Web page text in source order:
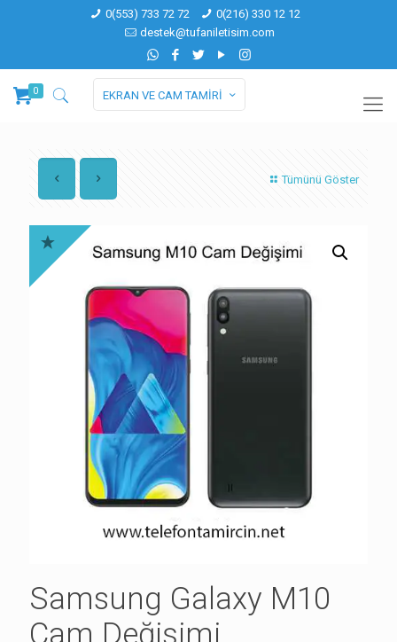
0(553) 733 72 72
0(216) 330 12 12
destek@tufaniletisim.com
0 EKRAN VE CAM TAMİRİ
Tümünü Göster
Samsung Galaxy M10
Cam Değişimi